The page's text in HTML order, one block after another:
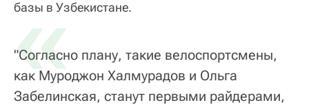
базы в Узбекистане.
«
"Согласно плану, такие велоспортсмены,
как Муроджон Халмурадов и Ольга
Забелинская, станут первыми райдерами,